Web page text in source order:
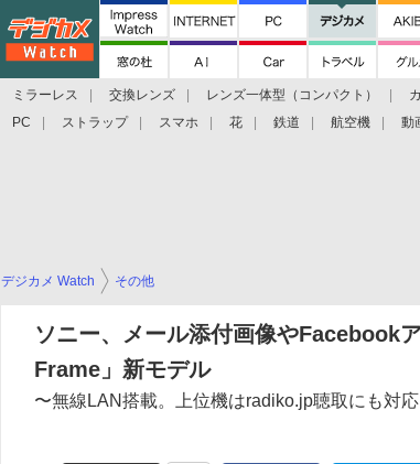
ミラーレス 交換レンズ レンズ一体型（コンパクト）
PC
ストラップ スマホ 花 鉄道 航空機 動
デジカメ Watch その他
ソニー、メール添付画像やFacebook
Frame」新モデル
〜無線LAN搭載。上位機はradiko.jp聴取にも対応